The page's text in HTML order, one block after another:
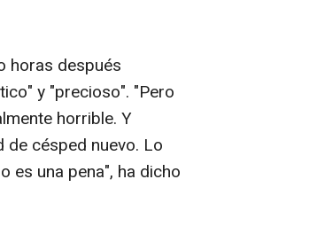
horas después
y "precioso". "Pero
horrible. Y
césped nuevo. Lo
es una pena", ha dicho